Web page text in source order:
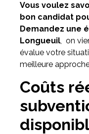
Vous voulez
bon candidat
Demandez une
Longueuil, on
évalue votre
meilleure
Coûts